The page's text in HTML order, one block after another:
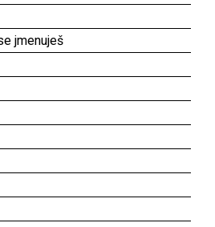
jmenuješ